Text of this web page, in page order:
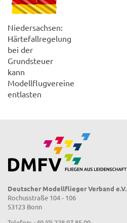
Niedersachsen:
Härtefallregelung
bei der
Grundsteuer
kann
Modellflugvereine
entlasten
Deutscher Modellflieger Verband e.V.
Rochusstraße 104 - 106
53123 Bonn